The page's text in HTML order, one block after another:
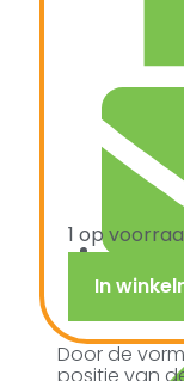
Snelle
1 op
In
Door de